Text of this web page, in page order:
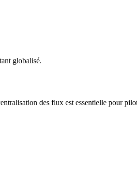
globalisé.
des flux est essentielle pour